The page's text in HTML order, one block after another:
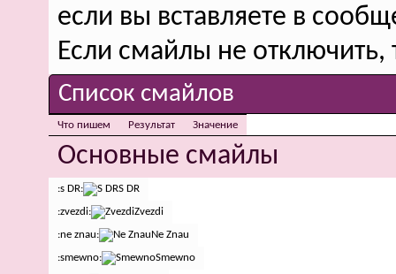
если вы вставляете в
Если смайлы не отключить,
Список смайлов
Что пишем Результат Значение
Основные смайлы
:s DR:
S DR
:zvezdi:
Zvezdi
:ne znau:
Ne Znau
:smewno:
Smewno